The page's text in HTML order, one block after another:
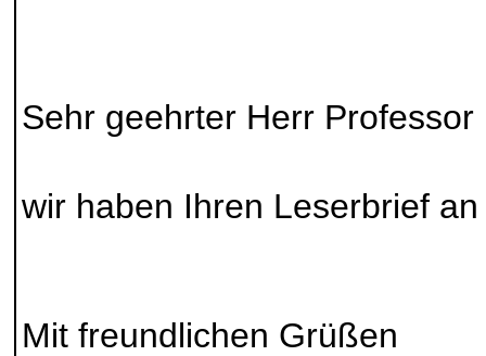
Sehr geehrter Herr Professor
wir haben Ihren Leserbrief
Mit freundlichen Grüßen